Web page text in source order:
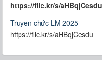
https://flic.kr/s/aHBqjCesdu
Truyền chức LM 2025
https://flic.kr/s/aHBqjCesdu